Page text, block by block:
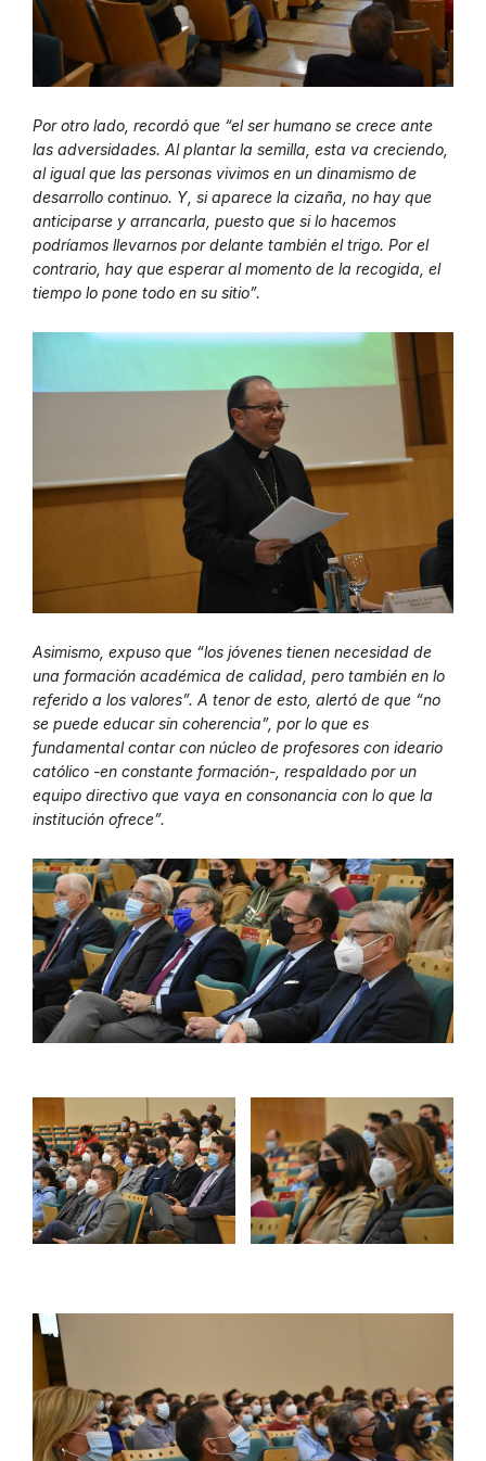
Por otro lado, recordó que “el ser humano se crece ante
las adversidades. Al plantar la semilla, esta va creciendo,
al igual que las personas vivimos en un dinamismo de
desarrollo continuo. Y, si aparece la cizaña, no hay que
anticiparse y arrancarla, puesto que si lo hacemos
podríamos llevarnos por delante también el trigo. Por el
contrario, hay que esperar al momento de la recogida, el
tiempo lo pone todo en su sitio”.
Asimismo, expuso que “los jóvenes tienen necesidad de
una formación académica de calidad, pero también en lo
referido a los valores”. A tenor de esto, alertó de que “no
se puede educar sin coherencia”, por lo que es
fundamental contar con núcleo de profesores con ideario
católico -en constante formación-, respaldado por un
equipo directivo que vaya en consonancia con lo que la
institución ofrece”.